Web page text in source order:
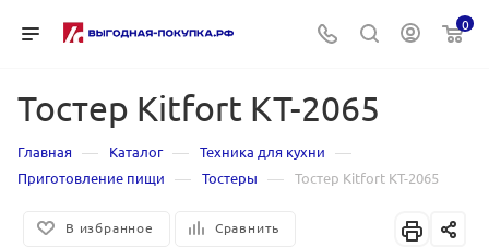
0
Тостер Kitfort КТ-2065
Главная — Каталог — Техника для кухни —
Приготовление пищи — Тостеры — Тостер Kitfort КТ-2065
В избранное Сравнить